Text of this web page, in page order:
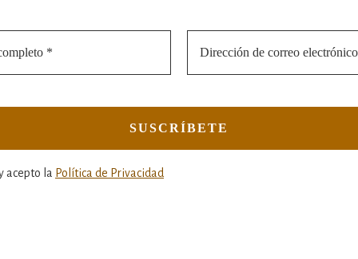
acepto la Política de Privacidad